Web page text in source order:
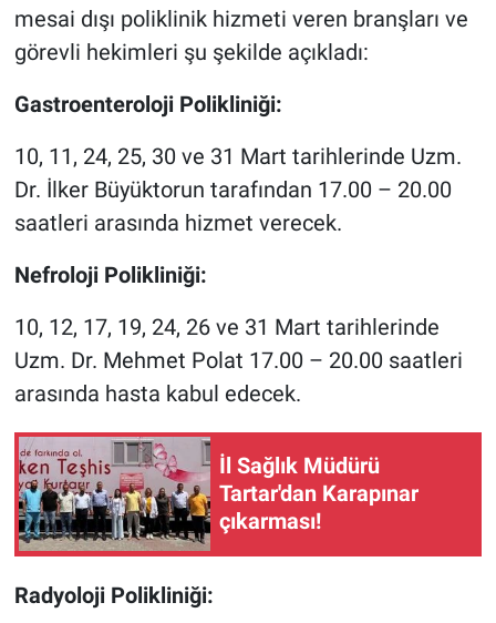
mesai dışı poliklinik hizmeti veren branşları ve
görevli hekimleri şu şekilde açıkladı:
Gastroenteroloji Polikliniği:
10, 11, 24, 25, 30 ve 31 Mart tarihlerinde Uzm.
Dr. İlker Büyüktorun tarafından 17.00 – 20.00
saatleri arasında hizmet verecek.
Nefroloji Polikliniği:
10, 12, 17, 19, 24, 26 ve 31 Mart tarihlerinde
Uzm. Dr. Mehmet Polat 17.00 – 20.00 saatleri
arasında hasta kabul edecek.
İl Sağlık Müdürü
Tartar'dan Karapınar
çıkarması!
Radyoloji Polikliniği: